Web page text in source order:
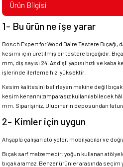
Ürün Bilgisi
1- Bu ürün ne işe yarar
Bosch Expert for Wood Daire Testere
kesimi için üretilmiş bir testere bıçağıdır.
mm, diş sayısı 24. Az dişli yapısı hızlı ve
işlerinde ilerleme hızı yüksektir.
Kesim kalitesini belirleyen makine değil
kesim kenarını zımparasız kullanılabilecek
mm. Siparişiniz, Ulupınar'ın deposundan
2- Kimler için uygun
Ahşapla çalışan atölyeler, mobilyacılar ve
Bıçak sarf malzemedir: yoğun kullanan
bıçak aramaz. Benzer ürünler arasında